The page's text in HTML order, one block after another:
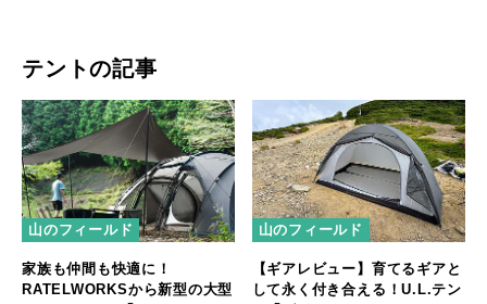
テントの記事
山のフィールド
家族も仲間も快適に！
RATELWORKSから新型の大型
山のフィールド
【ギアレビュー】育てるギアと
して永く付き合える！U.L.テン